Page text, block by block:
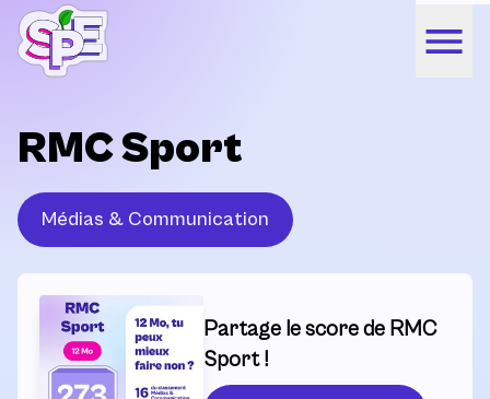
RMC Sport
Médias & Communication
Partage le score de RMC
Sport !